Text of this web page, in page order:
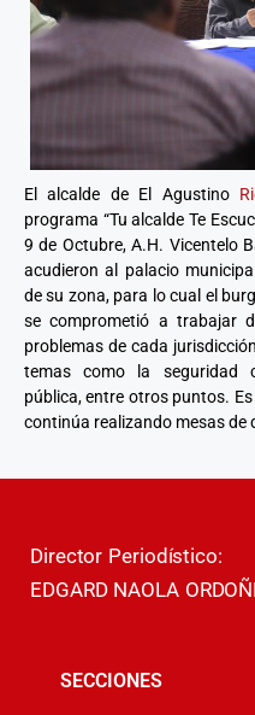
El alcalde de El Agustino
programa “Tu alcalde Te
9 de Octubre, A.H. Vicentelo
acudieron al palacio
de su zona, para lo cual el
se comprometió a trabajar
problemas de cada
temas como la seguridad
pública, entre otros puntos.
continúa realizando mesas de
Director Periodístico:
EDGARD NAOLA
SECCIONES